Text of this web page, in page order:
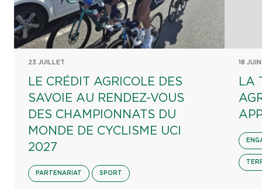
23 JUILLET
LE CRÉDIT AGRICOLE DES
SAVOIE AU RENDEZ-VOUS
DES CHAMPIONNATS DU
MONDE DE CYCLISME UCI
2027
PARTENARIAT SPORT
18 JUIN
LA